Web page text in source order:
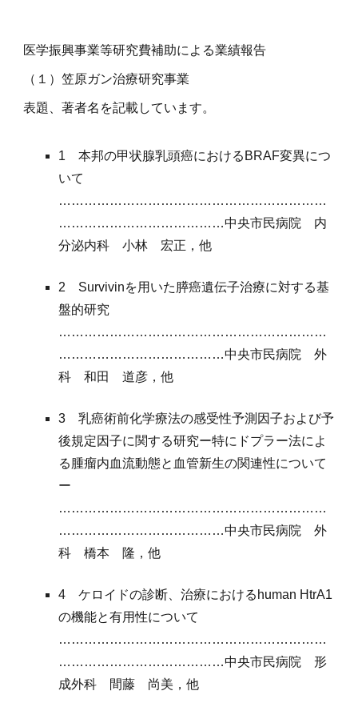
医学振興事業等研究費補助による業績報告
（１）笠原ガン治療研究事業
表題、著者名を記載しています。
1本邦の甲状腺乳頭癌におけるBRAF変異につ
いて
………………………………………………………
…………………………………中央市民病院 内
分泌内科
小林 宏正 ，他
2 Survivinを用いた膵癌遺伝子治療に対する基
盤的研究
………………………………………………………
…………………………………中央市民病院外
科
和田 道彦 ，他
3 乳癌術前化学療法の感受性予測因子および予
後規定因子に関する研究ー特にドプラー法によ
る腫瘤内血流動態と血管新生の関連性について
ー
………………………………………………………
…………………………………中央市民病院外
科
橋本 隆 ，他
4 ケロイドの診断、治療におけるhuman HtrA1
の機能と有用性について
………………………………………………………
…………………………………中央市民病院形
成外科
間藤 尚美 ，他